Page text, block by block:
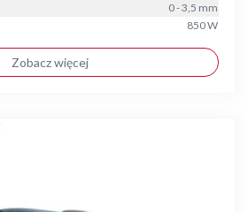
0 - 3,5 mm
850 W
Zobacz więcej